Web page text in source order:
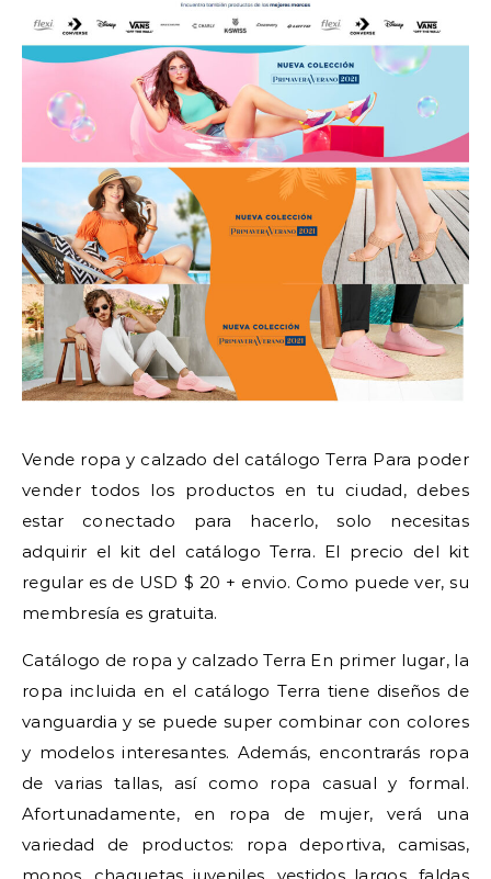
Vende ropa y calzado del catálogo Terra Para poder
vender todos los productos en tu ciudad, debes
estar conectado para hacerlo, solo necesitas
adquirir el kit del catálogo Terra. El precio del kit
regular es de USD $ 20 + envio. Como puede ver, su
membresía es gratuita.
Catálogo de ropa y calzado Terra En primer lugar, la
ropa incluida en el catálogo Terra tiene diseños de
vanguardia y se puede super combinar con colores
y modelos interesantes. Además, encontrarás ropa
de varias tallas, así como ropa casual y formal.
Afortunadamente, en ropa de mujer, verá una
variedad de productos: ropa deportiva, camisas,